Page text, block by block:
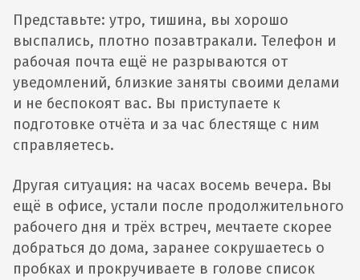
Представьте: утро, тишина, вы хорошо
выспались, плотно позавтракали. Телефон и
рабочая почта ещё не разрываются от
уведомлений, близкие заняты своими делами
и не беспокоят вас. Вы приступаете к
подготовке отчёта и за час блестяще с ним
справляетесь.
Другая ситуация: на часах восемь вечера. Вы
ещё в офисе, устали после продолжительного
рабочего дня и трёх встреч, мечтаете скорее
добраться до дома, заранее сокрушаетесь о
пробках и прокручиваете в голове список